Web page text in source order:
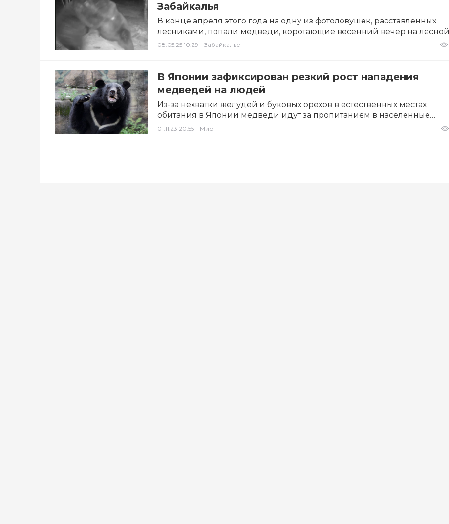
Забайкалья
В конце апреля этого года на одну из фотоловушек, расставленных
лесниками, попали медведи, коротающие весенний вечер на лесной
поляне…
08.05.25 10:29 Забайкалье
В Японии зафиксирован резкий рост нападения
медведей на людей
Из-за нехватки желудей и буковых орехов в естественных местах
обитания в Японии медведи идут за пропитанием в населенные
пункты….
01.11.23 20:55 Мир